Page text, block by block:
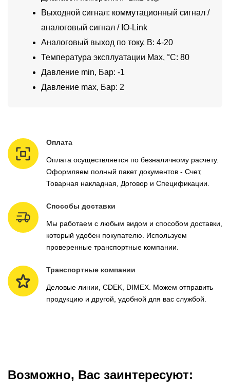
Выходной сигнал: коммутационный сигнал /
аналоговый сигнал / IO-Link
Аналоговый выход по току, В: 4-20
Температура эксплуатации Max, °C: 80
Давление min, Бар: -1
Давление max, Бар: 2
Оплата
Оплата осуществляется по безналичному расчету.
Оформляем полный пакет документов - Счет,
Товарная накладная, Договор и Спецификации.
Способы доставки
Мы работаем с любым видом и способом доставки,
который удобен покупателю. Используем
проверенные транспортные компании.
Транспортные компании
Деловые линии, CDEK, DIMEX. Можем отправить
продукцию и другой, удобной для вас службой.
Возможно, Вас заинтересуют: